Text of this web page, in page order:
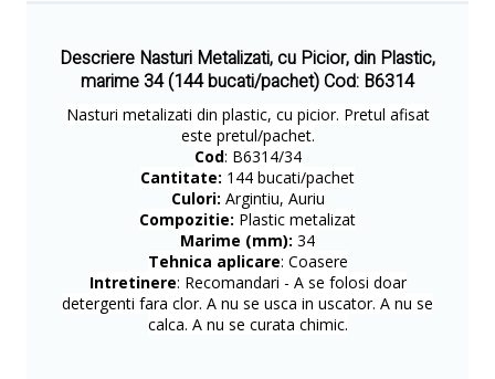
Descriere Nasturi Metalizati, cu Picior, din Plastic,
marime 34 (144 bucati/pachet) Cod: B6314
Nasturi metalizati din plastic, cu picior. Pretul afisat
este pretul/pachet.
Cod: B6314/34
Cantitate: 144 bucati/pachet
Culori: Argintiu, Auriu
Compozitie: Plastic metalizat
Marime (mm): 34
Tehnica aplicare: Coasere
Intretinere: Recomandari - A se folosi doar
detergenti fara clor. A nu se usca in uscator. A nu se
calca. A nu se curata chimic.